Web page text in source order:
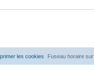
Fuseau horaire sur
les cookies